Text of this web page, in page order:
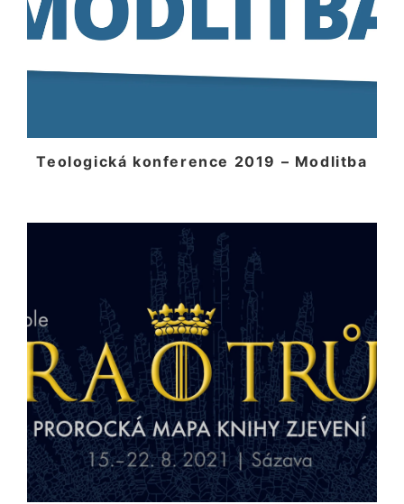
Teologická konference 2019 – Modlitba